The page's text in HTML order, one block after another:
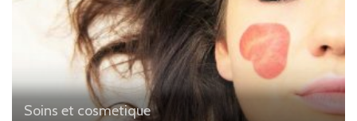
Soins et cosmetique